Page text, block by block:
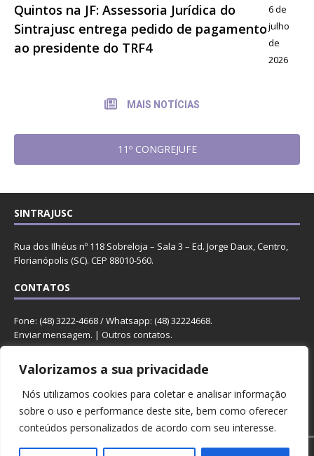
Valorizamos a sua privacidade
Nós utilizamos cookies para coletar e analisar informação
sobre o uso e performance deste site, bem como oferecer
conteúdos personalizados de acordo com seu interesse.
Quintos na JF: Assessoria Jurídica do
Sintrajusc entrega pedido de pagamento
ao presidente do TRF4
6 de
julho
de
2026
MAIS NOTÍCIAS
11º CONGREJUFE
SINTRAJUSC
Rua dos Ilhéus nº 118 Sobreloja – Sala 3 – Ed. Jorge Daux, Centro,
Florianópolis (SC). CEP 88010-560.
CONTATOS
Fone: (48) 3222-4668 / Whatsapp: (48) 32224668.
Enviar mensagem. | Outros contatos.
REDES
Copyright © 2023 Sintrajusc.